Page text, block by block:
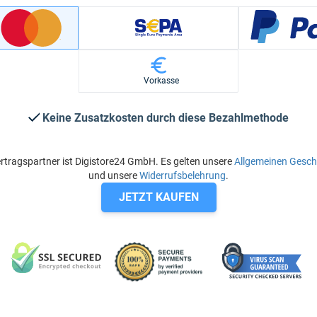
Vorkasse
Keine Zusatzkosten durch diese Bezahlmethode
ist Digistore24 GmbH. Es gelten unsereAllgemeinen
und unsereWiderrufsbelehrung.
JETZT KAUFEN